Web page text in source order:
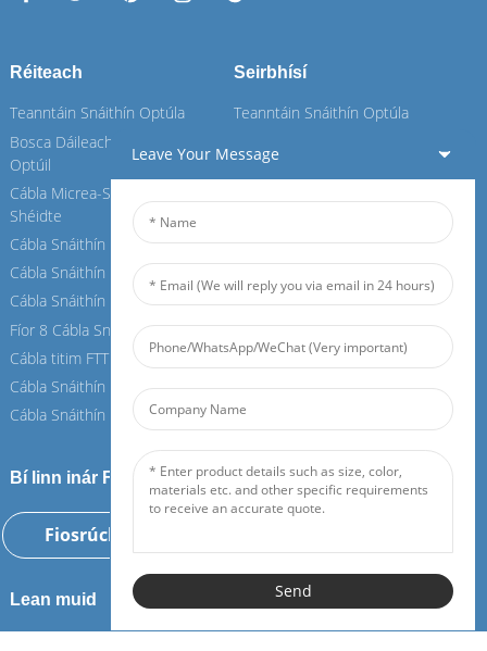
Réiteach
Teanntáin Snáithín Optúla
Bosca Dáileacháin Snáithín
Optúil
Cábla Micrea-Snáithín Aer-
Shéidte
Cábla Snáithín Laistigh
Cábla Snáithín OPGW
Cábla Snáithín Aeir
Fíor 8 Cábla Snáithín
Cábla titim FTTH
Cábla Snáithín ASU
Cábla Snáithín ADSS
Seirbhísí
Teanntáin Snáithín Optúla
Optúil
Cábla Snáithín Laistigh
Cábla Snáithín Aeir
Fíor 8 Cábla Snáithín
Cábla titim FTTH
Cábla Snáithín ASU
Cábla Snáithín ADSS
Bí linn inár Feiboer
Fiosrúchán Anois
Lean muid
0086-18075108880 info@feiboer.com.cn
Leave Your Message
Send